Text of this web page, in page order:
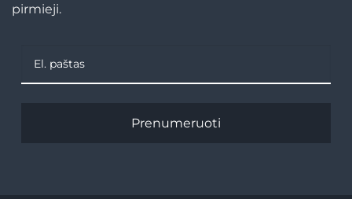
pirmieji.
Prenumeruoti